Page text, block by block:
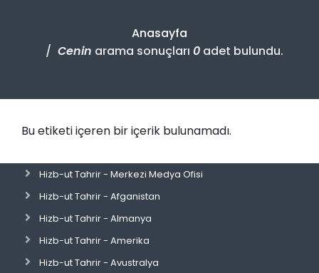
Anasayfa
Cenin arama sonuçları 0adet bulundu.
Bu etiketi içeren bir içerik bulunamadı.
Hizb-ut Tahrir - Merkezi Medya Ofisi
Hizb-ut Tahrir - Afganistan
Hizb-ut Tahrir - Almanya
Hizb-ut Tahrir - Amerika
Hizb-ut Tahrir - Avustralya